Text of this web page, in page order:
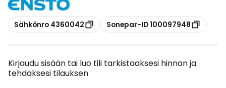
Kopioi
Sähkönro 4360042 Kopioi
Sonepar-ID 100097948
Kirjaudu sisään tai luo tili tarkistaaksesi hinnan ja
tehdäksesi tilauksen